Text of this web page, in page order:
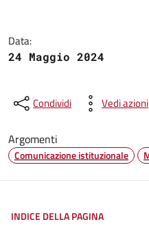
Data:
24 Maggio 2024
Condividi Vedi azioni
Argomenti
Comunicazione istituzionale
INDICE DELLA PAGINA